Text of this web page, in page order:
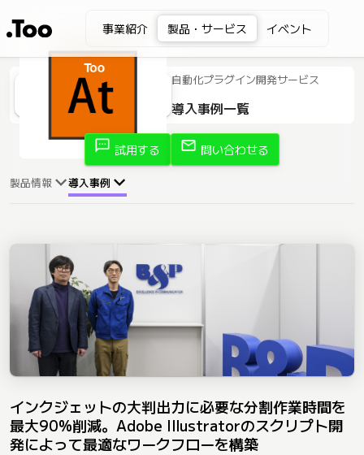
事業紹介 製品・サービス イベント
自動化プラグイン開発サービス
導入事例一覧
sms 試用する mail 問い合わせる
製品情報 導入事例
インクジェットの大判出力に必要な分割作業時間を
最大90%削減。Adobe Illustratorのスクリプト開
発によって最適なワークフローを構築